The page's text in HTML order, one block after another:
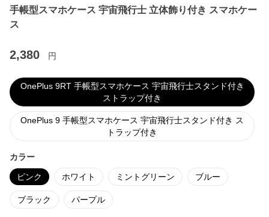
手帳型スマホケース 宇宙飛行士 立体飾り付き スマホケー
ス
2,380 円
OnePlus 9RT 手帳型スマホケース 宇宙飛行士スタンド付き
ストラップ付き
OnePlus 9 手帳型スマホケース 宇宙飛行士スタンド付き ス
トラップ付き
カラー
ピンク ホワイト ミントグリーン ブルー
ブラック パープル